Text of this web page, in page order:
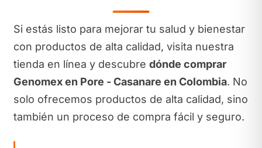
Si estás listo para mejorar tu salud y bienestar
con productos de alta calidad, visita nuestra
tienda en línea y descubre dónde comprar
Genomex en Pore - Casanare en Colombia. No
solo ofrecemos productos de alta calidad, sino
también un proceso de compra fácil y seguro.